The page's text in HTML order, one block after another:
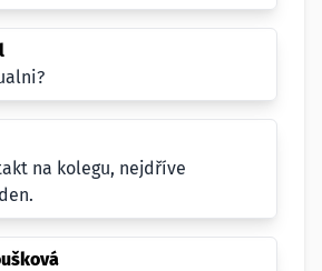
na kolegu, nejdříve